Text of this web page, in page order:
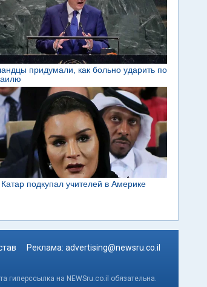
Реклама: advertising@newsru.co.il
гиперссылка на NEWSru.co.il обязательна.